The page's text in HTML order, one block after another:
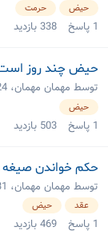
حیض حرمت
1 پاسخ 338بازدید
حیض چند روز
توسط مهمان مهمان، 24
حیض
1 پاسخ 503 بازدید
حکم خواندن
توسط مهمان مهمان، 31
عقد حیض
1 پاسخ 469بازدید